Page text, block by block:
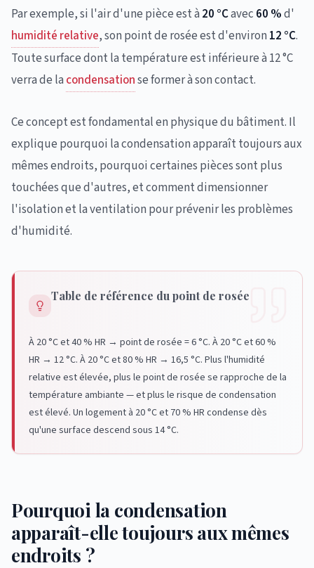
Par exemple, si l'air d'une pièce est à 20 °Cavec 60 %d'
humidité relative, son point de rosée est d'environ 12 °C.
Toute surface dont la température est inférieure à 12 °C
verra de la condensationse former à son contact.
Ce concept est fondamental en physique du bâtiment. Il
explique pourquoi la condensation apparaît toujours aux
mêmes endroits, pourquoi certaines pièces sont plus
touchées que d'autres, et comment dimensionner
l'isolation et la ventilation pour prévenir les problèmes
d'humidité.
Table de référence du point de rosée
À 20 °C et 40 % HR → point de rosée = 6 °C. À 20 °C et 60 %
HR → 12 °C. À 20 °C et 80 % HR → 16,5 °C. Plus l'humidité
relative est élevée, plus le point de rosée se rapproche de la
température ambiante — et plus le risque de condensation
est élevé. Un logement à 20 °C et 70 % HR condense dès
qu'une surface descend sous 14 °C.
Pourquoi la condensation
apparaît-elle toujours aux mêmes
endroits ?